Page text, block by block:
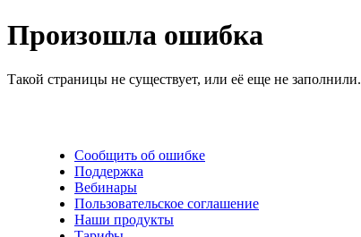
Произошла ошибка
Такой страницы не существует, или её еще не заполнили.
Сообщить об ошибке
Поддержка
Вебинары
Пользовательское соглашение
Наши продукты